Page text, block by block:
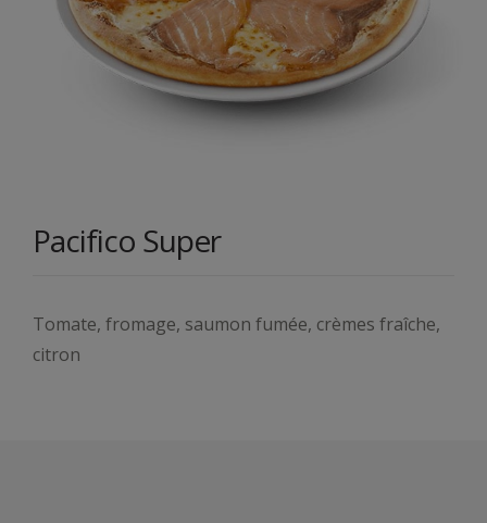
Pacifico Super
Tomate, fromage, saumon fumée, crèmes fraîche,
citron